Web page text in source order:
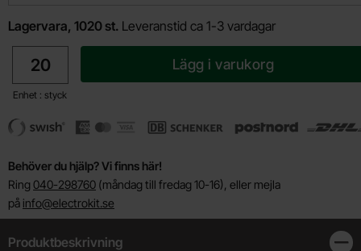
Lagervara, 1020 st. Leveranstid ca 1-3 vardagar
Enhet : styck
Lägg i varukorg
Behöver du hjälp? Vi finns här!
Ring 040-298760 (måndag till fredag 10-16), eller mejla
på info@electrokit.se
Produktbeskrivning